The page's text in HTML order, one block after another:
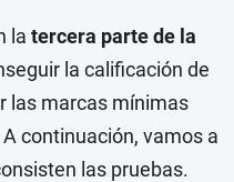
la tercera parte de la
la calificación de
las marcas mínimas
continuación, vamos a
las pruebas.